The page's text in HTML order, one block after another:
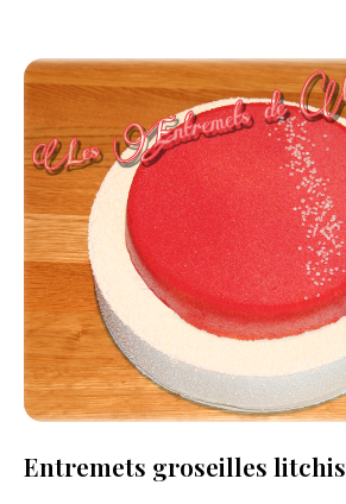
Entremets groseilles litchis